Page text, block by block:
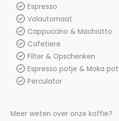
Espresso
Volautomaat
Cappuccino & Machiatto
Cafetiere
Filter & Opschenken
Espresso potje & Moka pot
Perculator
Meer weten over onze koffie?